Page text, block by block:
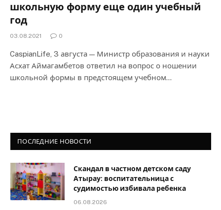
школьную форму еще один учебный
год
03.08.2021 0
CaspianLife, 3 августа — Министр образования и науки
Асхат Аймагамбетов ответил на вопрос о ношении
школьной формы в предстоящем учебном…
ПОСЛЕДНИЕ НОВОСТИ
Скандал в частном детском саду
Атырау: воспитательница с
судимостью избивала ребенка
06.08.2026